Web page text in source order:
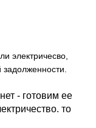
электричесво,
- готовим ее
то